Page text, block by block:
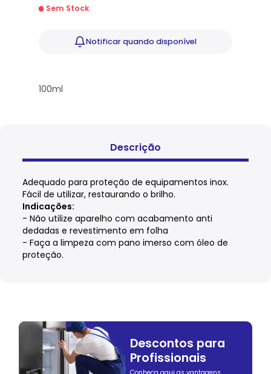
Sem Stock
Notificarquando disponível
100ml
Descrição
Adequado para proteção de equipamentos inox.
Fácil de utilizar, restaurando o brilho.
Indicações:
- Não utilize aparelho com acabamento anti
dedadas e revestimento em folha
- Faça a limpeza com pano imerso com óleo de
proteção.
Descontos para
Profissionais